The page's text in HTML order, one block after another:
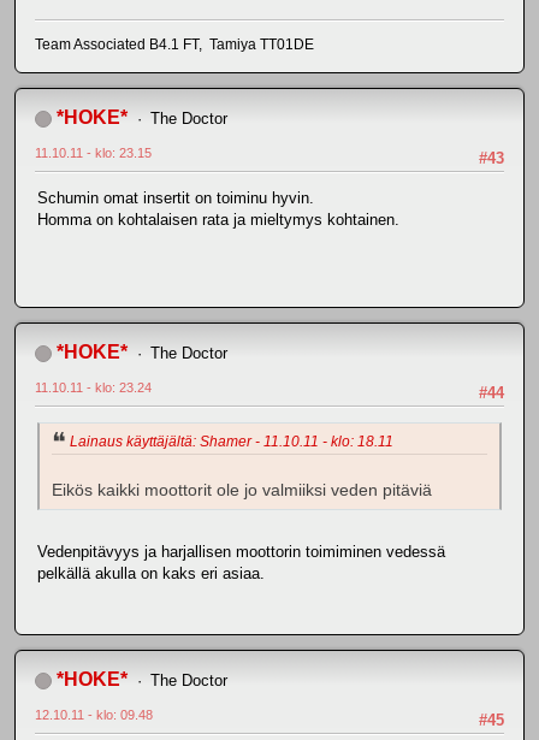
Team Associated B4.1 FT, Tamiya TT01DE
*HOKE* The Doctor
#43
11.10.11 - klo: 23.15
Schumin omat insertit on toiminu hyvin.
Homma on kohtalaisen rata ja mieltymys kohtainen.
*HOKE* The Doctor
#44
11.10.11 - klo: 23.24
Lainaus käyttäjältä: Shamer - 11.10.11 - klo: 18.11
Eikös kaikki moottorit ole jo valmiiksi veden pitäviä
Vedenpitävyys ja harjallisen moottorin toimiminen vedessä
pelkällä akulla on kaks eri asiaa.
*HOKE* The Doctor
#45
12.10.11 - klo: 09.48